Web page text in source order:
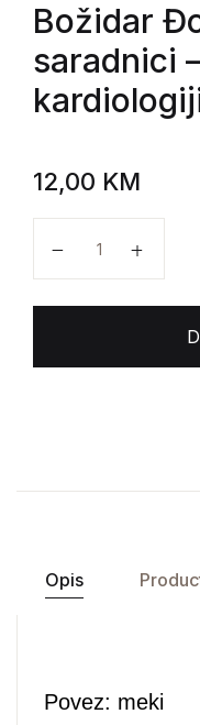
Božidar
saradnici
12,00 KM
Opis
Povez: meki